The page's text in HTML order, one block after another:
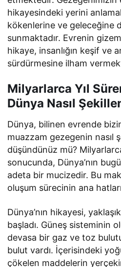
hikayesindeki yerini
kökenlerine ve geleceğine
sunmaktadır. Evrenin
hikaye, insanlığın keşif ve
sürdürmesine ilham
Milyarlarca Yıl
Dünya Nasıl
Dünya, bilinen evrende
muazzam gezegenin nasıl
düşündünüz mü?
sonucunda, Dünya’nın
adeta bir mucizedir. Bu
oluşum sürecinin ana
Dünya’nın hikayesi,
başladı. Güneş sisteminin
devasa bir gaz ve toz
bulut vardı. İçerisindeki
çökelen maddelerin